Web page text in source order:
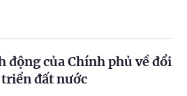
động của Chính phủ về đổi
đất nước